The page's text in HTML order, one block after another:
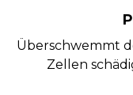
Überschwemmt
Zellen